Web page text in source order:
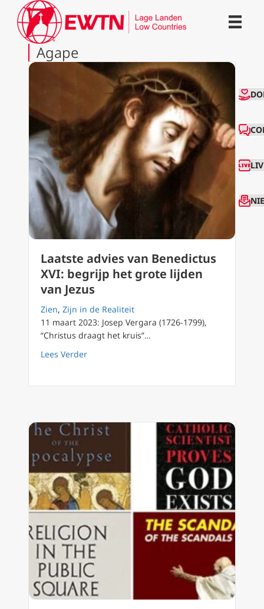
Agape
Laatste advies van Benedictus
XVI: begrijp het grote lijden
van Jezus
Zien, Zijn in de Realiteit
11 maart 2023: Josep Vergara (1726-1799),
“Christus draagt het kruis”…
Lees Verderabout Laatste advies van Benedictus XVI: